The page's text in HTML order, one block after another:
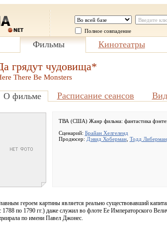
Полное совпадение
Фильмы Кинотеатры
грядут чудовища*
There Be Monsters
О фильме Расписание сеансов
ТВА (США) Жанр фильма: фантастика
Сценарий: Брайан Хелгеленд
Продюсер: Дэвид Хоберман, Тодд Либерман
героем картины является реально существовавший
1788 по 1790 гг.) даже служил во флоте Ее Императорского
по имени Павел Джонес.